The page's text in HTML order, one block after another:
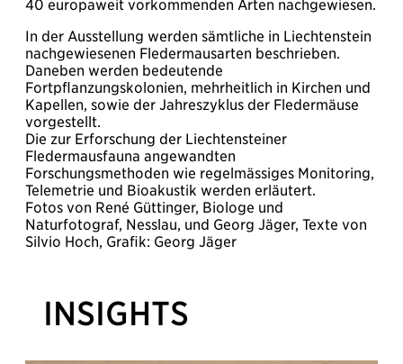
40 europaweit vorkommenden Arten nachgewiesen.
In der Ausstellung werden sämtliche in Liechtenstein
nachgewiesenen Fledermausarten beschrieben.
Daneben werden bedeutende
Fortpflanzungskolonien, mehrheitlich in Kirchen und
Kapellen, sowie der Jahreszyklus der Fledermäuse
vorgestellt.
Die zur Erforschung der Liechtensteiner
Fledermausfauna angewandten
Forschungsmethoden wie regelmässiges Monitoring,
Telemetrie und Bioakustik werden erläutert.
Fotos von René Güttinger, Biologe und
Naturfotograf, Nesslau, und Georg Jäger, Texte von
Silvio Hoch, Grafik: Georg Jäger
INSIGHTS